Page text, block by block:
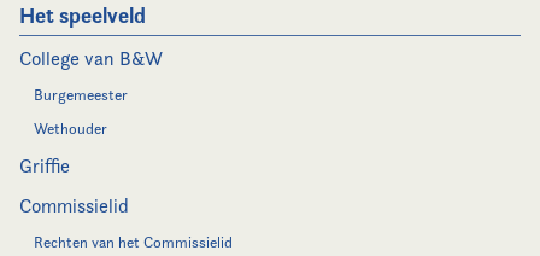
Het speelveld
College van B&W
Burgemeester
Wethouder
Griffie
Commissielid
Rechten van het Commissielid